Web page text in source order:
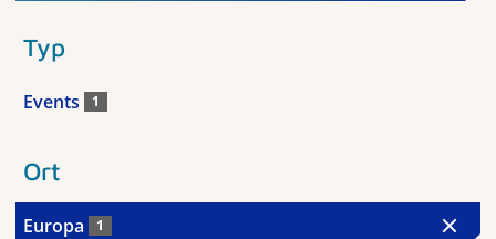
Typ
Events 1
Ort
Europa 1